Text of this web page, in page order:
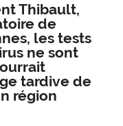
Thibault,
de
les tests
ne sont
tardive de
région